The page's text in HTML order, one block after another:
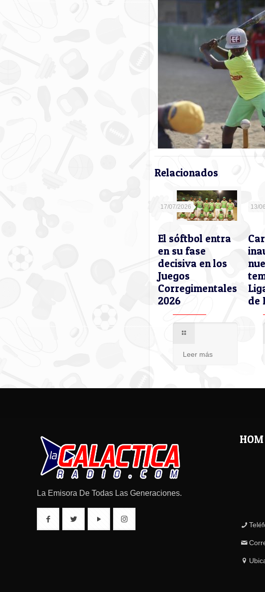
Relacionados
17/07/2026
El sóftbol entra
en su fase
decisiva en los
Juegos
Corregimentales
2026
Leer más
13/
de
La Emisora De Todas Las Generaciones.